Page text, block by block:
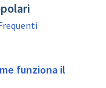
funziona il